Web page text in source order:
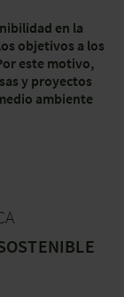
en la
objetivos a los
este motivo,
y proyectos
ambiente